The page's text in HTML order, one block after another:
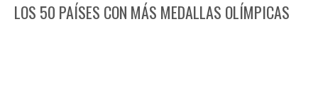
LOS 50 PAÍSES CON MÁS MEDALLAS OLÍMPICAS